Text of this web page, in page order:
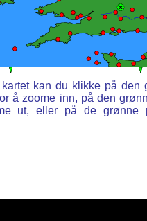
kan du klikke på den
å zoome inn, på den
ut, eller på de grønne